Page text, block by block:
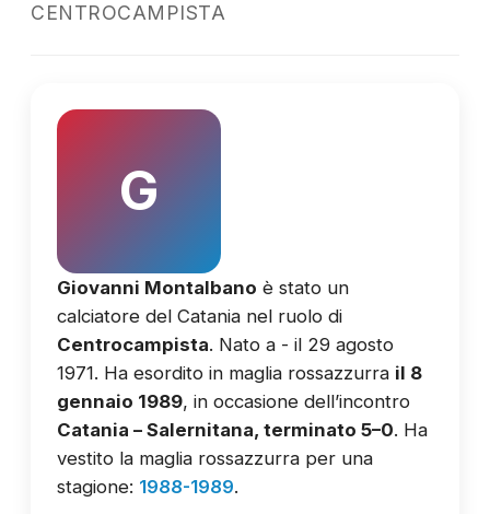
CENTROCAMPISTA
G
Giovanni Montalbano è stato un
calciatore del Catania nel ruolo di
Centrocampista. Nato a - il 29 agosto
1971. Ha esordito in maglia rossazzurra il 8
gennaio 1989, in occasione dell’incontro
Catania – Salernitana, terminato 5–0. Ha
vestito la maglia rossazzurra per una
stagione: 1988-1989.